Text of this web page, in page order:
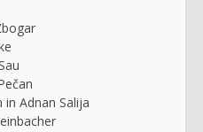
in Adnan Salija